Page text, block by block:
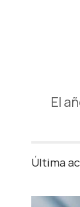
El
Última